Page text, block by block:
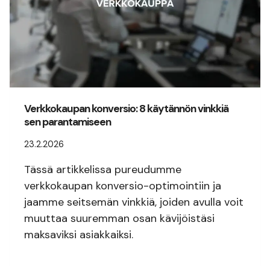
Verkkokaupan konversio: 8 käytännön vinkkiä
sen parantamiseen
23.2.2026
Tässä artikkelissa pureudumme
verkkokaupan konversio-optimointiin ja
jaamme seitsemän vinkkiä, joiden avulla voit
muuttaa suuremman osan kävijöistäsi
maksaviksi asiakkaiksi.